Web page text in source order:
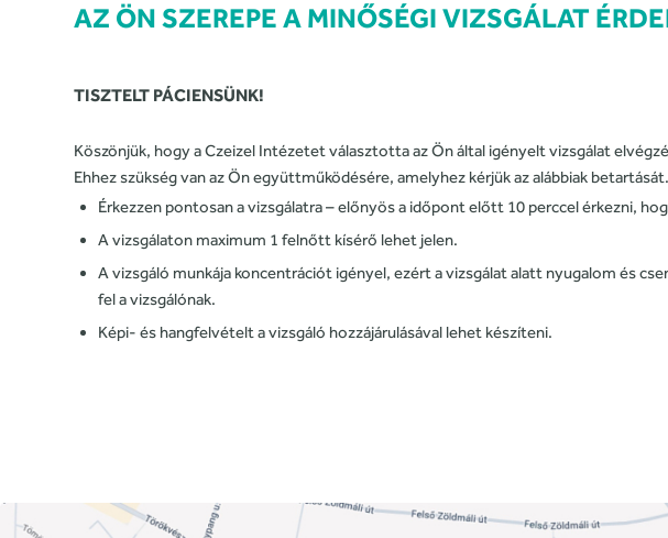
AZ ÖN SZEREPE A MINŐSÉGI VIZSGÁLAT
TISZTELT PÁCIENSÜNK!
Köszönjük, hogy a Czeizel Intézetet választotta az Ön által igényelt vizsgálat
Ehhez szükség van az Ön együttműködésére, amelyhez kérjük az alábbiak betartását.
Érkezzen pontosan a vizsgálatra – előnyös a időpont előtt 10 perccel érkezni,
A vizsgálaton maximum 1 felnőtt kísérő lehet jelen.
A vizsgáló munkája koncentrációt igényel, ezért a vizsgálat alatt nyugalom és
fel a vizsgálónak.
Képi- és hangfelvételt a vizsgáló hozzájárulásával lehet készíteni.